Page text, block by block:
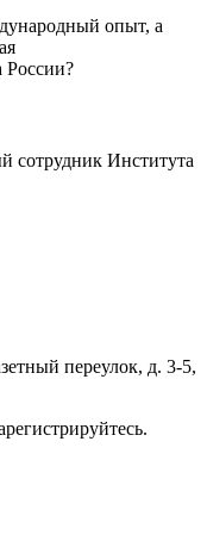
опыт, а
России?
сотрудник Института
переулок, д. 3-5,